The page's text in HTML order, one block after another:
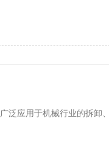
应用于机械行业的拆卸